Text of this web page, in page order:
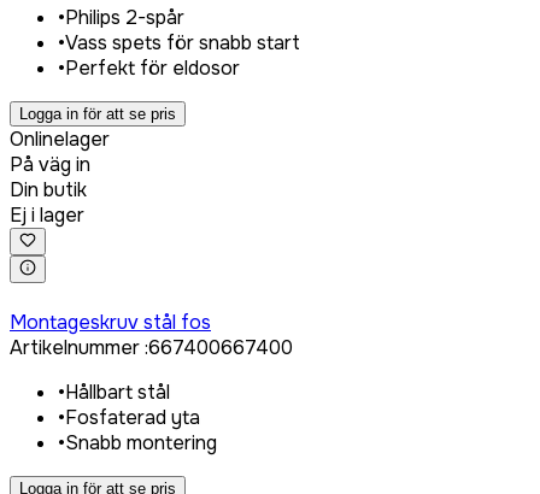
•Philips 2-spår
•Vass spets för snabb start
•Perfekt för eldosor
Logga in för att se pris
Onlinelager
På väg in
Din butik
Ej i lager
Montageskruv stål fos
Artikelnummer:667400667400
•Hållbart stål
•Fosfaterad yta
•Snabb montering
Logga in för att se pris